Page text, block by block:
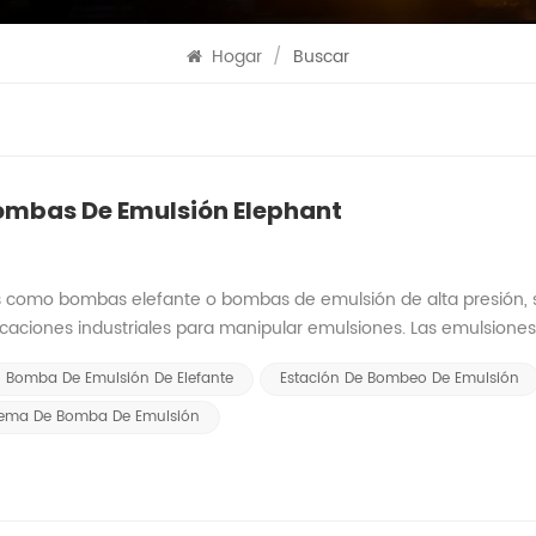
Hogar / Buscar
De Emulsión Elephant
bombas elefante o bombas de emulsión de alta presión,
industriales para manipular emulsiones. Las
estas emulsiones, entregando altas presiones y manteniendo
de emulsión elefante:Las bombas elefante funcionan según
emulsión tipo elefante se utilizan principalmente para
yacimientos petrolíferos. Algunas ventajas clave del uso de
Bomba De Emulsión De Elefante
Estación De Bombeo De Emulsión
De Bomba De Emulsión